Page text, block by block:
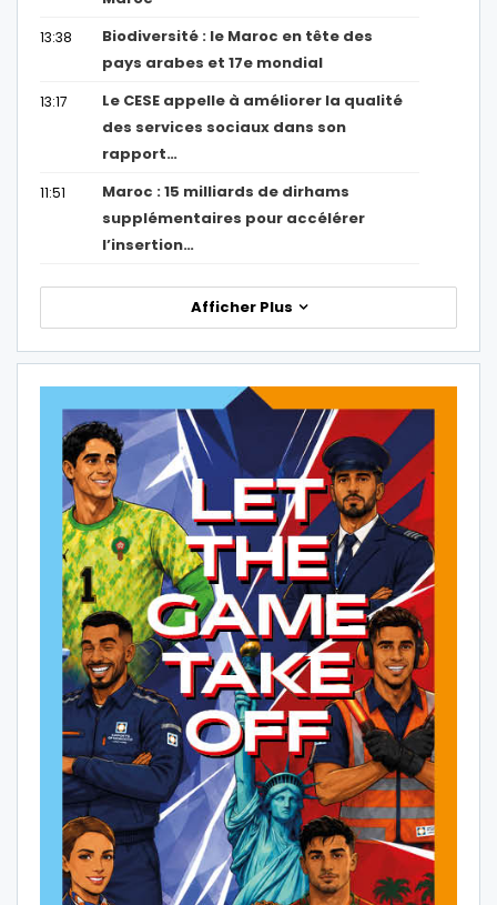
13:38
Biodiversité : le Maroc en tête des
pays arabes et 17e mondial
13:17
Le CESE appelle à améliorer la qualité
des services sociaux dans son
rapport…
11:51
Maroc : 15 milliards de dirhams
supplémentaires pour accélérer
l’insertion…
Afficher Plus